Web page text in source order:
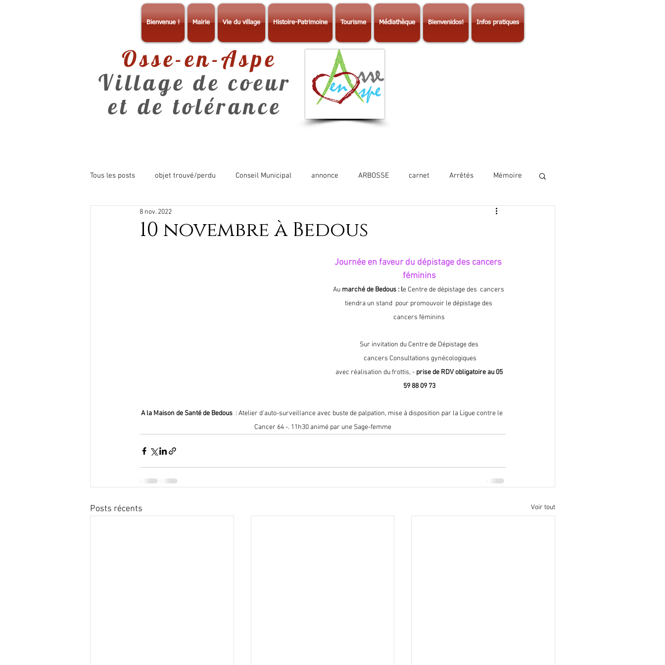
Bienvenue ! Mairie Vie du village Histoire-Patrimoine Tourisme Médiathèque Bienvenidos! Infos pratiques
Osse-en-Aspe
Village de coeur
et de tolérance
Tous les posts objet trouvé/perdu Conseil Municipal annonce ARBOSSE carnet Arrêtés Mémoire
consultation info mairie
10 novembre à Bedous
8 nov. 2022
Journée en faveur du dépistage des cancers
féminins
Au marché de Bedous : le Centre de dépistage des  cancers
tiendra un stand  pour promouvoir le dépistage des
cancers féminins
Sur invitation du Centre de Dépistage des
cancers Consultations gynécologiques
avec réalisation du frottis, - prise de RDV obligatoire au 05
59 88 09 73
A la Maison de Santé de Bedous
  : Atelier d'auto-surveillance avec buste de palpation, mise à disposition par la Ligue contre le
Cancer 64 -. 11h30 animé par une Sage-femme
Posts récents Voir tout